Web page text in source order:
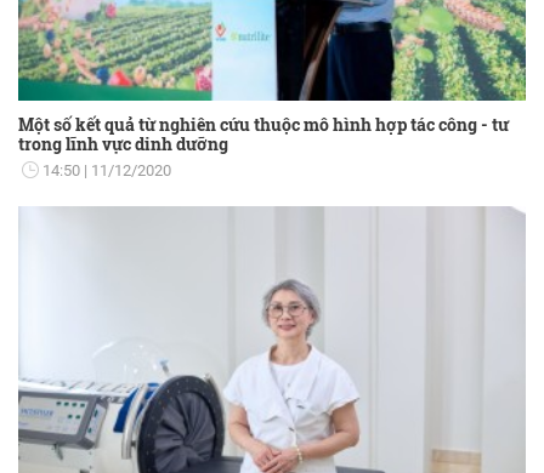
Một số kết quả từ nghiên cứu thuộc mô hình hợp tác công - tư
trong lĩnh vực dinh dưỡng
14:50 11/12/2020